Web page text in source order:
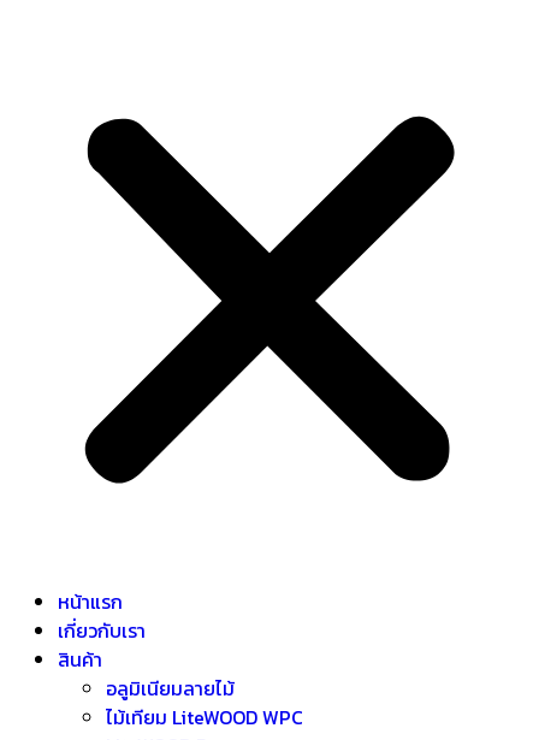
หน้าแรก
เกี่ยวกับเรา
สินค้า
อลูมิเนียมลายไม้
ไม้เทียม LiteWOOD WPC